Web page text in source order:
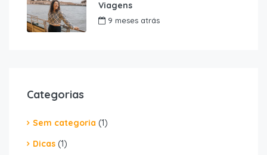
Viagens
9 meses atrás
Categorias
Sem categoria (1)
Dicas (1)